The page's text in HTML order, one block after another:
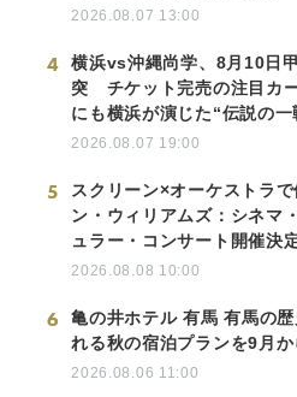
2026.08.07 13:00
4
横浜vs沖縄尚学、8月10日
突 チケット完売の注目カ
にも横浜が演じた“伝説の一
2026.08.07 19:00
5
スクリーン×オーケストラで
ン・ウィリアムズ：シネマ
ュラー・コンサート開催決
2026.08.08 10:00
6
亀の井ホテル 有馬 有馬の
れる秋の宿泊プランを9月か
2026.08.06 11:00